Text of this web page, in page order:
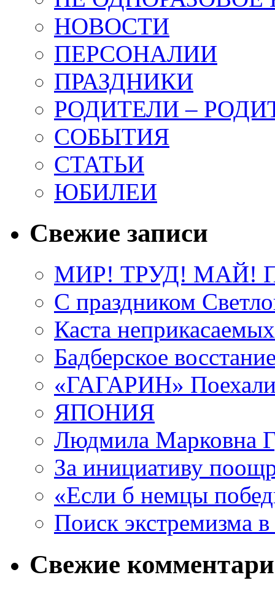
НОВОСТИ
ПЕРСОНАЛИИ
ПРАЗДНИКИ
РОДИТЕЛИ –
СОБЫТИЯ
СТАТЬИ
ЮБИЛЕИ
Свежие записи
МИР! ТРУД! МАЙ!
С праздником
Каста
Бадберское
«ГАГАРИН»
ЯПОНИЯ
Людмила Марковна
За инициативу
«Если б немцы
Поиск экстремизма в
Свежие